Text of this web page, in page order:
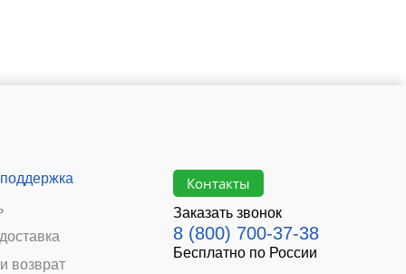
возврат
Контакты
Заказать звонок
8 (800) 700-37-38
Бесплатно по России